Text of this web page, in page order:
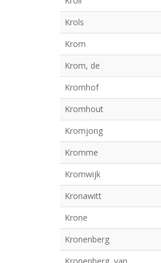
Krols
Krom
Krom, de
Kromhof
Kromhout
Kromjong
Kromme
Kromwijk
Kronawitt
Krone
Kronenberg